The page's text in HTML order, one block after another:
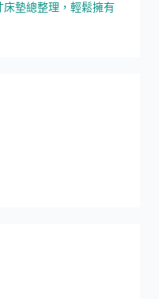
床墊總整理，輕鬆擁有